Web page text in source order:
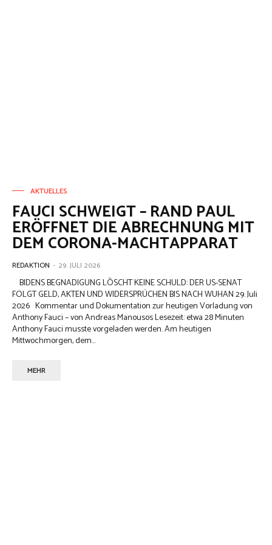
AKTUELLES
FAUCI SCHWEIGT – RAND PAUL
ERÖFFNET DIE ABRECHNUNG MIT
DEM CORONA-MACHTAPPARAT
REDAKTION - 29. JULI 2026
FOLGT GELD, AKTEN UND WIDERSPRÜCHEN BIS NACH WUHAN 29. Juli
2026 Kommentar und Dokumentation zur heutigen Vorladung von
Anthony Fauci – von Andreas Manousos Lesezeit: etwa 28 Minuten
Anthony Fauci musste vorgeladen werden. Am heutigen
Mittwochmorgen, dem...
MEHR